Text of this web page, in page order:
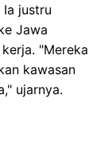
justru
Jawa
"Mereka
kawasan
ujarnya.